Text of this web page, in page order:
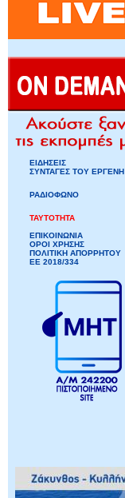
ΕΙΔΗΣΕΙΣ
ΣΥΝΤΑΓΕΣ ΤΟΥ ΕΡΓΕΝΗ
ΡΑΔΙΟΦΩΝΟ
ΤΑΥΤΟΤΗΤΑ
ΕΠΙΚΟΙΝΩΝΙΑ
ΟΡΟΙ ΧΡΗΣΗΣ
ΠΟΛΙΤΙΚΗ ΑΠΟΡΡΗΤΟΥ
ΕΕ 2018/334